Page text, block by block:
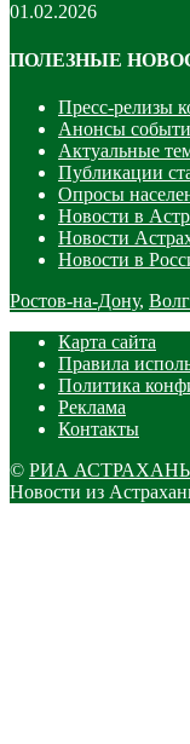
01.02.2026
ПОЛЕЗНЫЕ
Пресс-релизы
Анонсы
Актуальные
Публикации
Опросы
Новости в
Новости
Новости в
Ростов-на-Дону,
Карта сайта
Правила
Политика
Реклама
Контакты
© РИА
Новости из